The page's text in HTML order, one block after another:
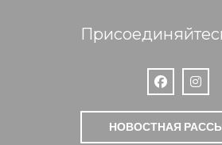
Facebook
НОВОСТНАЯ